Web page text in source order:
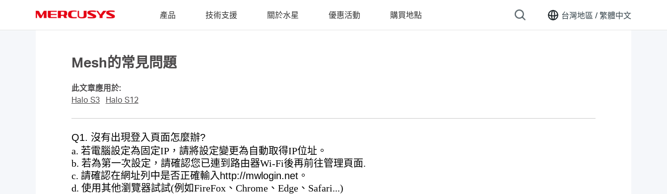
台灣地區 /繁體中文
產品 技術支援 關於水星 優惠活動 購買地點
Mesh的常見問題
此文章應用於:
Halo S3
Halo S12
Q1. 沒有出現登入頁面怎麼辦?
a. 若電腦設定為固定IP，請將設定變更為自動取得IP位址。
b. 若為第一次設定，請確認您已連到路由器Wi-Fi後再前往管理頁面.
c. 請確認在網址列中是否正確輸入http://mwlogin.net 。
d. 使用其他瀏覽器試試(例如FireFox、Chrome、Edge、Safari...)